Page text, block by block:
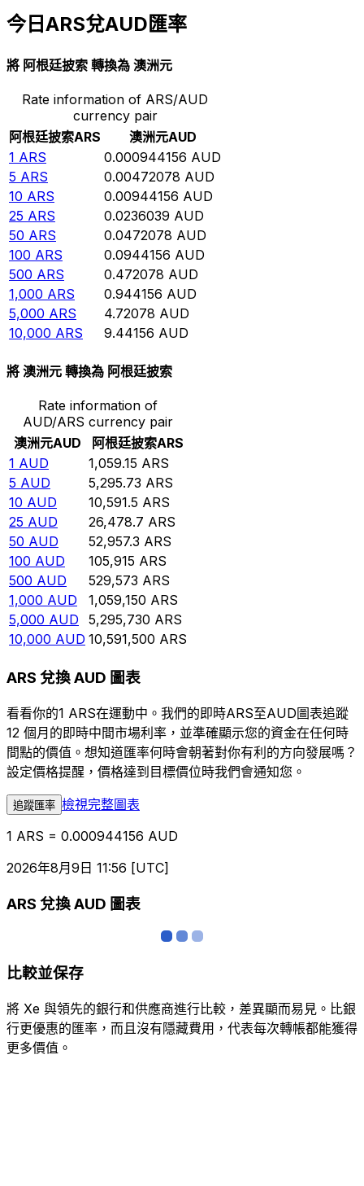
今日ARS兌AUD匯率
將 阿根廷披索 轉換為 澳洲元
Rate information of ARS/AUD
currency pair
阿根廷披索ARS 澳洲元AUD
1 ARS 0.000944156 AUD
5 ARS 0.00472078 AUD
10 ARS 0.00944156 AUD
25 ARS 0.0236039 AUD
50 ARS 0.0472078 AUD
100 ARS 0.0944156 AUD
500 ARS 0.472078 AUD
1,000 ARS 0.944156 AUD
5,000 ARS 4.72078 AUD
10,000 ARS 9.44156 AUD
將 澳洲元 轉換為 阿根廷披索
Rate information of
AUD/ARS currency pair
澳洲元AUD 阿根廷披索ARS
1 AUD 1,059.15 ARS
5 AUD 5,295.73 ARS
10 AUD 10,591.5 ARS
25 AUD 26,478.7 ARS
50 AUD 52,957.3 ARS
100 AUD 105,915 ARS
500 AUD 529,573 ARS
1,000 AUD 1,059,150 ARS
5,000 AUD 5,295,730 ARS
10,000 AUD 10,591,500 ARS
ARS 兌換 AUD 圖表
看看你的1 ARS在運動中。我們的即時ARS至AUD圖表追蹤
12 個月的即時中間市場利率，並準確顯示您的資金在任何時
間點的價值。想知道匯率何時會朝著對你有利的方向發展嗎？
設定價格提醒，價格達到目標價位時我們會通知您。
追蹤匯率 檢視完整圖表
1 ARS = 0.000944156 AUD
2026年8月9日 11:56 [UTC]
ARS 兌換 AUD 圖表
比較並保存
將 Xe 與領先的銀行和供應商進行比較，差異顯而易見。比銀
行更優惠的匯率，而且沒有隱藏費用，代表每次轉帳都能獲得
更多價值。